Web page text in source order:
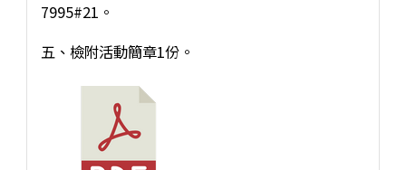
7995#21。
五、檢附活動簡章1份。